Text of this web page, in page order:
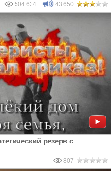
504 634 43 650
резерв с
807